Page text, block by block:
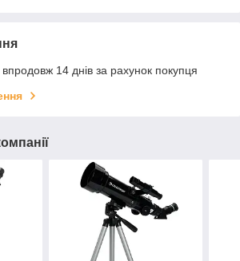
14 днів за рахунок покупця